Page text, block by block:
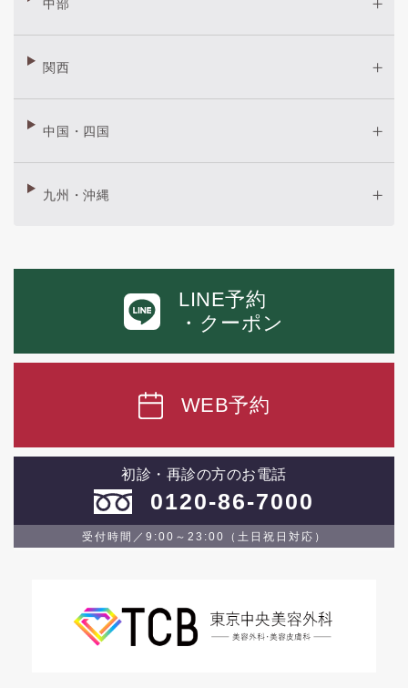
中部
関西
中国・四国
九州・沖縄
LINE予約
・クーポン
WEB予約
初診・再診の方のお電話
0120-86-7000
受付時間／9:00～23:00（土日祝日対応）